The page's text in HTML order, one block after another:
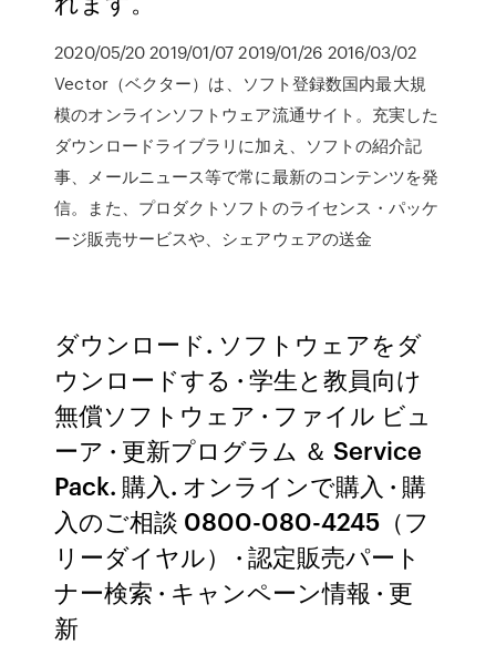
2020/05/20 2019/01/07 2019/01/26 2016/03/02
Vector（ベクター）は、ソフト登録数国内最大規
模のオンラインソフトウェア流通サイト。充実した
ダウンロードライブラリに加え、ソフトの紹介記
事、メールニュース等で常に最新のコンテンツを発
信。また、プロダクトソフトのライセンス・パッケ
ージ販売サービスや、シェアウェアの送金
ダウンロード. ソフトウェアをダ
ウンロードする · 学生と教員向け
無償ソフトウェア · ファイル ビュ
ーア · 更新プログラム ＆ Service
Pack. 購入. オンラインで購入 · 購
入のご相談 0800-080-4245（フ
リーダイヤル） · 認定販売パート
ナー検索 · キャンペーン情報 · 更
新